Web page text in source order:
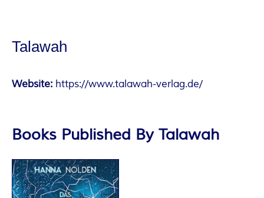
Talawah
Website: https://www.talawah-verlag.de/
Books Published By Talawah